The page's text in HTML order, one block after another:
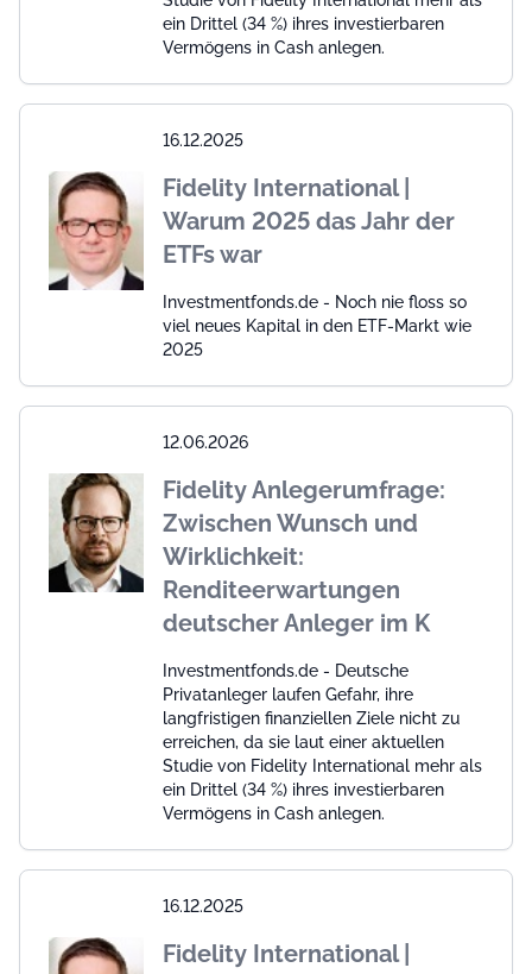
ein Drittel (34 %) ihres investierbaren
Vermögens in Cash anlegen.
16.12.2025
Fidelity International |
Warum 2025 das Jahr der
ETFs war
Investmentfonds.de - Noch nie floss so
viel neues Kapital in den ETF-Markt wie
2025
12.06.2026
Fidelity Anlegerumfrage:
Zwischen Wunsch und
Wirklichkeit:
Renditeerwartungen
deutscher Anleger im K
Investmentfonds.de - Deutsche
Privatanleger laufen Gefahr, ihre
langfristigen finanziellen Ziele nicht zu
erreichen, da sie laut einer aktuellen
Studie von Fidelity International mehr als
ein Drittel (34 %) ihres investierbaren
Vermögens in Cash anlegen.
16.12.2025
Fidelity International |